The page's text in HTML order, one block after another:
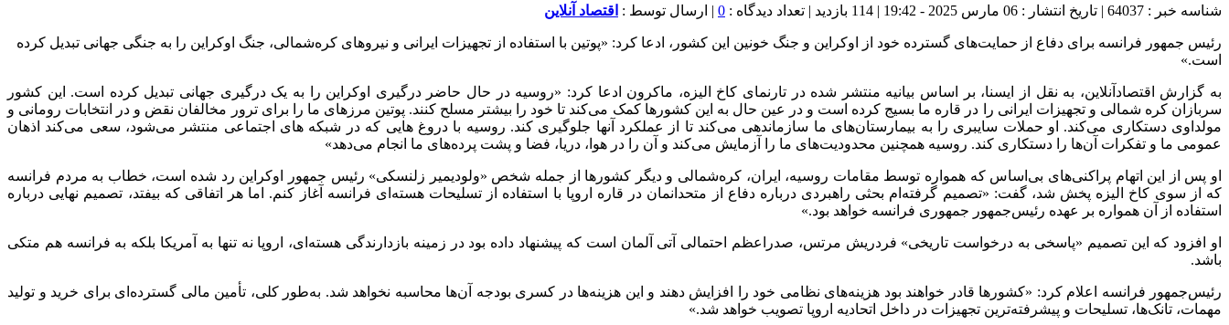
شناسه خبر : 64037 | تاریخ انتشار : 06 مارس 2025 - 19:42 | 114 بازدید | تعداد دیدگاه : 0 | ارسال توسط : اقتصاد آنلاین
رئیس جمهور فرانسه برای دفاع از حمایت‌های گسترده خود از اوکراین و جنگ خونین این کشور، ادعا کرد: «پوتین با استفاده از تجهیزات ایرانی و نیرو‌های کره‌شمالی، جنگ اوکراین را به جنگی جهانی تبدیل کرده
است.»
به گزارش اقتصادآنلاین، به نقل از ایسنا، بر اساس بیانیه منتشر شده در تارنمای کاخ الیزه، ماکرون ادعا کرد: «روسیه در حال حاضر درگیری اوکراین را به یک درگیری جهانی تبدیل کرده است. این کشور
سربازان کره شمالی و تجهیزات ایرانی را در قاره ما بسیج کرده است و در عین حال به این کشورها کمک می‌کند تا خود را بیشتر مسلح کنند. پوتین مرزهای ما را برای ترور مخالفان نقض و در انتخابات رومانی و
مولداوی دستکاری می‌کند. او حملات سایبری را به بیمارستان‌های ما سازماندهی می‌کند تا از عملکرد آنها جلوگیری کند. روسیه با دروغ هایی که در شبکه های اجتماعی منتشر می‌شود، سعی می‌کند اذهان
عمومی ما و تفکرات آن‌ها را دستکاری کند. روسیه همچنین محدودیت‌های ما را آزمایش می‌کند و آن را در هوا، دریا، فضا و پشت پرده‌های ما انجام می‌دهد»
او پس از این اتهام پراکنی‌های بی‌اساس که همواره توسط مقامات روسیه، ایران، کره‌شمالی و دیگر کشورها از جمله شخص «ولودیمیر زلنسکی» رئیس جمهور اوکراین رد شده است، خطاب به مردم فرانسه
که از سوی کاخ الیزه پخش شد، گفت: «تصمیم گرفته‌ام بحثی راهبردی درباره دفاع از متحدانمان در قاره اروپا با استفاده از تسلیحات هسته‌ای فرانسه آغاز کنم. اما هر اتفاقی که بیفتد، تصمیم نهایی درباره
استفاده از آن همواره بر عهده رئیس‌جمهور جمهوری فرانسه خواهد بود.»
او افزود که این تصمیم «پاسخی به درخواست تاریخی» فردریش مرتس، صدراعظم احتمالی آتی آلمان است که پیشنهاد داده بود در زمینه بازدارندگی هسته‌ای، اروپا نه تنها به آمریکا بلکه به فرانسه هم متکی
باشد.
رئیس‌جمهور فرانسه اعلام کرد: «کشورها قادر خواهند بود هزینه‌های نظامی خود را افزایش دهند و این هزینه‌ها در کسری بودجه آن‌ها محاسبه نخواهد شد. به‌طور کلی، تأمین مالی گسترده‌ای برای خرید و تولید
مهمات، تانک‌ها، تسلیحات و پیشرفته‌ترین تجهیزات در داخل اتحادیه اروپا تصویب خواهد شد.»